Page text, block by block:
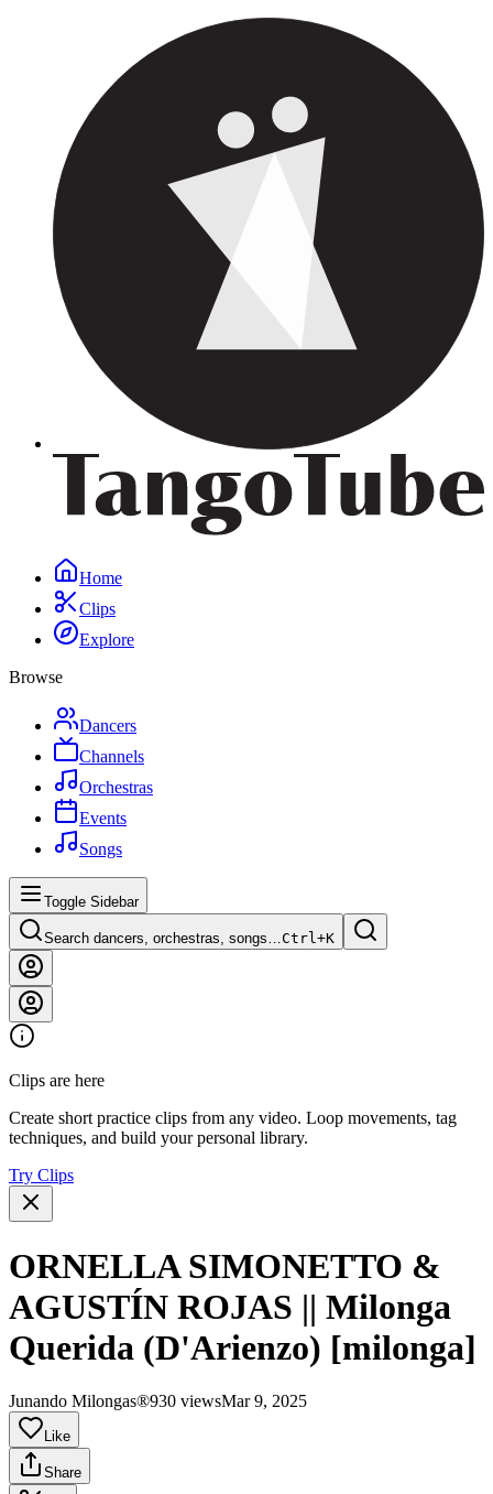
Home
Clips
Explore
Browse
Dancers
Channels
Orchestras
Events
Songs
Toggle Sidebar
Search dancers, orchestras, songs…Ctrl+K
Clips are here
Create short practice clips from any video. Loop movements, tag
techniques, and build your personal library.
Try Clips
ORNELLA SIMONETTO &
AGUSTÍN ROJAS || Milonga
Querida (D'Arienzo) [milonga]
Junando Milongas®930 viewsMar 9, 2025
Like
Share